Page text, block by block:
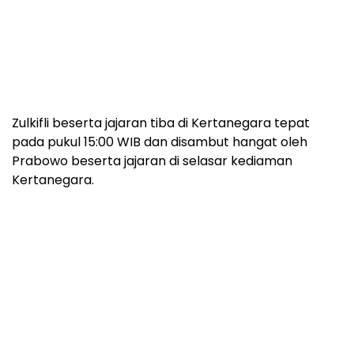
Zulkifli beserta jajaran tiba di Kertanegara tepat
pada pukul 15:00 WIB dan disambut hangat oleh
Prabowo beserta jajaran di selasar kediaman
Kertanegara.